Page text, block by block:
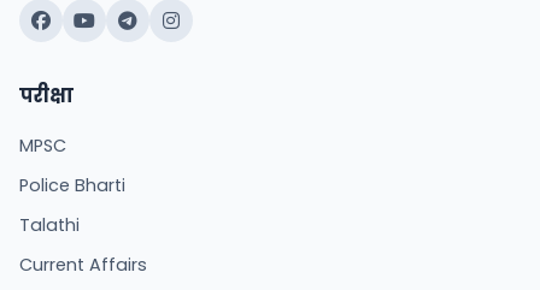
परीक्षा
MPSC
Police Bharti
Talathi
Current Affairs